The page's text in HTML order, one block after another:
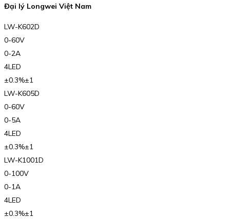
Đại lý Longwei Việt Nam
LW-K602D
0-60V
0-2A
4LED
±0.3%±1
LW-K605D
0-60V
0-5A
4LED
±0.3%±1
LW-K1001D
0-100V
0-1A
4LED
±0.3%±1